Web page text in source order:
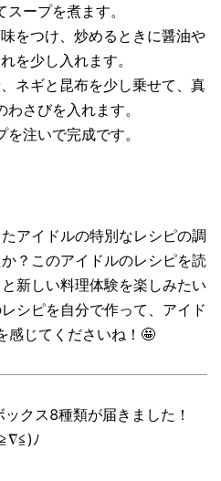
スープを煮ます。
をつけ、炒めるときに醤油や
を少し入れます。
ネギと昆布を少し乗せて、真
わさびを入れます。
注いで完成です。
アイドルの特別なレシピの調
？このアイドルのレシピを読
新しい料理体験を楽しみたい
シピを自分で作って、アイド
感じてくださいね！🤩
クス8種類が届きました！
ﾉ